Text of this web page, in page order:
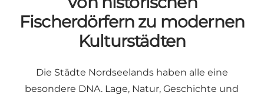
Fischerdörfern zu modernen
Kulturstädten
Die Städte Nordseelands haben alle eine
besondere DNA. Lage, Natur, Geschichte und